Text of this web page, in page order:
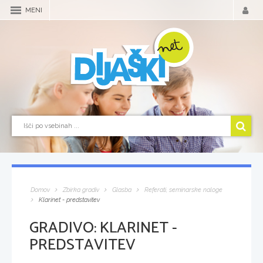
MENI
Domov Zbirka gradiv Glasba
Referati, seminarske naloge
Klarinet - predstavitev
GRADIVO:KLARINET -
PREDSTAVITEV